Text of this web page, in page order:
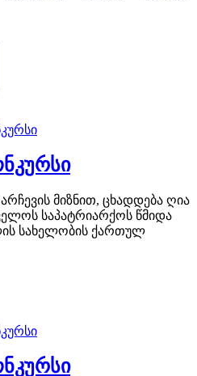
მიზნით, ცხადდება ღია
საპატრიარქოს წმიდა
სახელობის ქართულ